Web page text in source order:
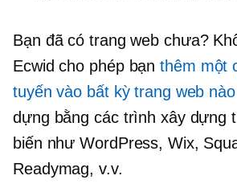
Bạn đã có trang web chưa?
Ecwid cho phép bạnthêm một
tuyến vào bất kỳ trang web nào
dựng bằng các trình xây dựng
biến như WordPress, Wix,
Readymag, v.v.